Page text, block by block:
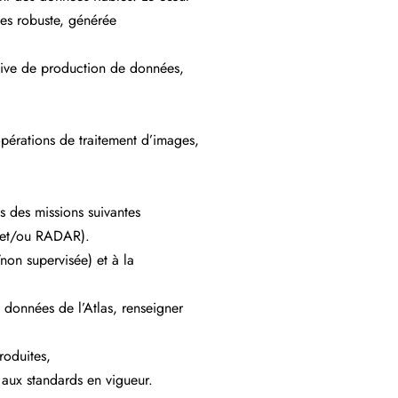
robuste, générée
de production de données,
de traitement d’images,
missions suivantes
ou RADAR).
supervisée) et à la
de l’Atlas, renseigner
standards en vigueur.